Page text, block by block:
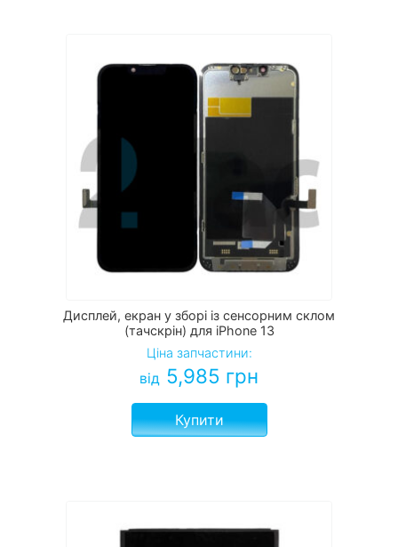
Дисплей, екран у зборі із сенсорним склом
(тачскрін) для iPhone 13
Ціна запчастини:
від 5,985 грн
Купити